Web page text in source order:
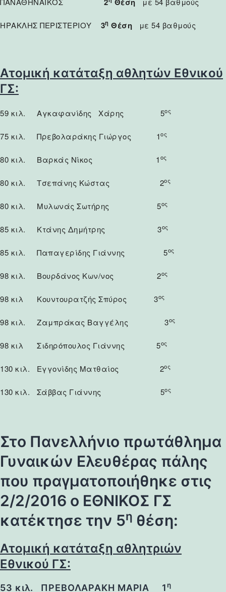
ΗΡΑΚΛΗΣ ΠΕΡΙΣΤΕΡΙΟΥ 3η Θέση με 54 βαθμούς
Ατομική κατάταξη αθλητών Εθνικού
ΓΣ:
59 κιλ. Αγκαφανίδης Χάρης 5ος
75 κιλ. Πρεβολαράκης Γιώργος 1ος
80 κιλ. Βαρκάς Νίκος 1ος
80 κιλ. Τσεπάνης Κώστας 2ος
80 κιλ. Μυλωνάς Σωτήρης 5ος
85 κιλ. Κτάνης Δημήτρης 3ος
85 κιλ. Παπαγερίδης Γιάννης 5ος
98 κιλ. Βουρδάνος Κων/νος 2ος
98 κιλ Κουντουρατζής Σπύρος 3ος
98 κιλ. Ζαμπράκας Βαγγέλης 3ος
98 κιλ Σιδηρόπουλος Γιάννης 5ος
130 κιλ. Εγγονίδης Ματθαίος 2ος
130 κιλ. Σάββας Γιάννης 5ος
Στο Πανελλήνιο πρωτάθλημα
Γυναικών Ελευθέρας πάλης
που πραγματοποιήθηκε στις
2/2/2016 ο ΕΘΝΙΚΟΣ ΓΣ
κατέκτησε την 5η θέση:
Ατομική κατάταξη αθλητριών
Εθνικού ΓΣ:
53 κιλ. ΠΡΕΒΟΛΑΡΑΚΗ ΜΑΡΙΑ 1 η